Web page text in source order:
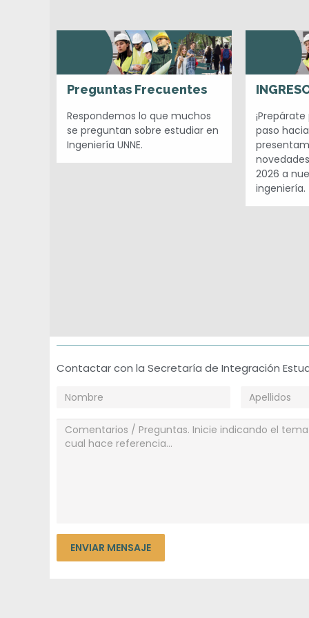
m
n
p
n
Preguntas Frecuentes
Respondemos lo que muchos
se preguntan sobre estudiar en
Ingeniería UNNE.
paso
2026 a
ingeniería.
Contactar con la Secretaría de Integración